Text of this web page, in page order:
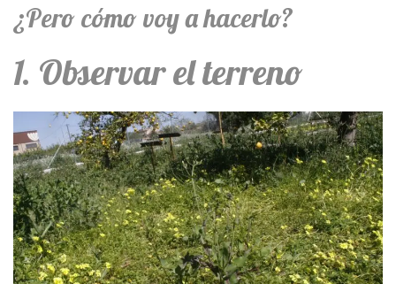
¿Pero cómo voy a hacerlo?
1. Observar el terreno